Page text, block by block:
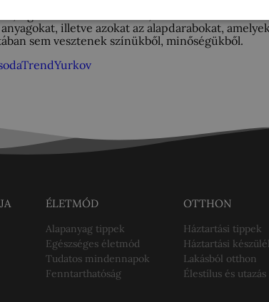
a gondolkodásmódunkat, és tükre aktuális
illetve azokat az alapdarabokat,
sem vesztenek színükből, minőségükből.
TrendYurkov
ÉLETMÓD
Alapanyag tippek
Egészséges életmód
Tudatos mindennapok
Fenntarthatóság
OTTHON
Háztartási tippek
Háztartási
Lakásból otthon
Élestílus és utazás